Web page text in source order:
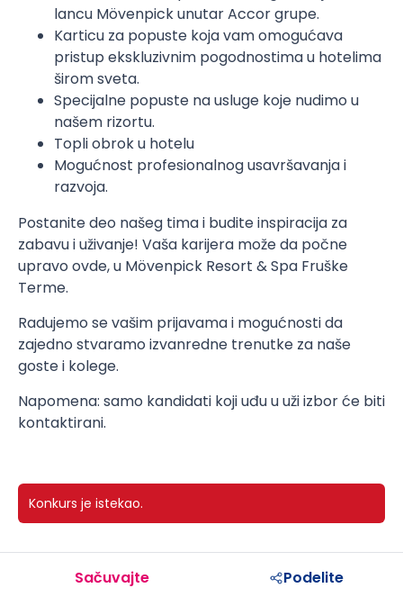
lancu Mövenpick unutar Accor grupe.
Karticu za popuste koja vam omogućava
pristup ekskluzivnim pogodnostima u hotelima
širom sveta.
Specijalne popuste na usluge koje nudimo u
našem rizortu.
Topli obrok u hotelu
Mogućnost profesionalnog usavršavanja i
razvoja.
Postanite deo našeg tima i budite inspiracija za
zabavu i uživanje! Vaša karijera može da počne
upravo ovde, u Mӧvenpick Resort & Spa Fruške
Terme.
Radujemo se vašim prijavama i mogućnosti da
zajedno stvaramo izvanredne trenutke za naše
goste i kolege.
Napomena: samo kandidati koji uđu u uži izbor će biti
kontaktirani.
Konkurs je istekao.
Sačuvajte Podelite